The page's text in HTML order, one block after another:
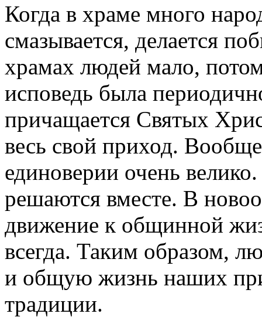
Когда в храме много
смазывается, делается
храмах людей мало,
исповедь была
причащается Святых
весь свой приход.
единоверии очень
решаются вместе. В
движение к общинной
всегда. Таким образом,
и общую жизнь наших
традиции.